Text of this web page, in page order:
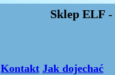
Sklep ELF -
Kontakt Jak dojechać